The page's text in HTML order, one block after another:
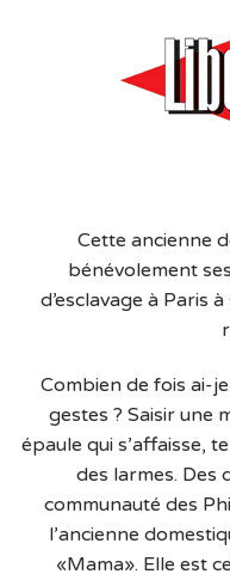
Cette ancienne
bénévolement
d’esclavage à Paris
Combien de fois ai-
gestes ? Saisir une
épaule qui s’affaisse,
des larmes. Des
communauté des
l’ancienne
«Mama». Elle est